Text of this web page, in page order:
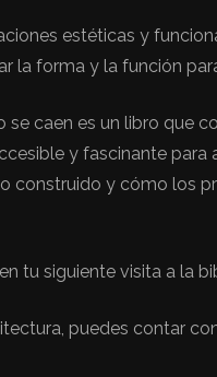
estéticas y
la forma y la función
caen es un libro que
y fascinante
construido y cómo los
tu siguiente visita a la
puedes contar